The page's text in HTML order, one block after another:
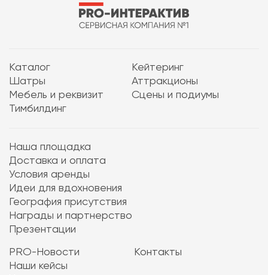
Каталог
Кейтеринг
Шатры
Аттракционы
Мебель и реквизит
Сцены и подиумы
Тимбилдинг
Наша площадка
Доставка и оплата
Условия аренды
Идеи для вдохновения
География присутствия
Награды и партнерство
Презентации
PRO-Новости
Наши кейсы
Контакты